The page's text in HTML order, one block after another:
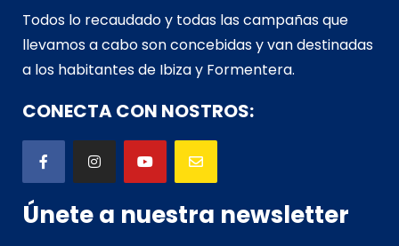
Todos lo recaudado y todas las campañas que
llevamos a cabo son concebidas y van destinadas
a los habitantes de Ibiza y Formentera.
CONECTA CON NOSTROS:
Únete a nuestra newsletter